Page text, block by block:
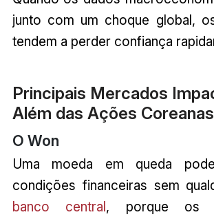
junto com um choque global,
tendem a perder confiança
Principais Mercados
Além das Ações Coreanas
O Won
Uma moeda em queda
condições financeiras sem
banco central, porque os